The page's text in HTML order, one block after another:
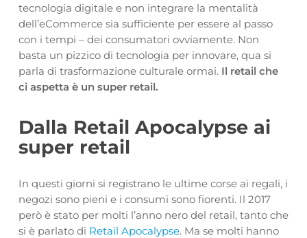
tecnologia digitale e non integrare la mentalità
dell’eCommerce sia sufficiente per essere al passo
con i tempi – dei consumatori ovviamente. Non
basta un pizzico di tecnologia per innovare, qua si
parla di trasformazione culturale ormai. Il retail che
ci aspetta è un super retail.
Dalla Retail Apocalypse ai
super retail
In questi giorni si registrano le ultime corse ai regali, i
negozi sono pieni e i consumi sono fiorenti. Il 2017
però è stato per molti l’anno nero del retail, tanto che
si è parlato di Retail Apocalypse. Ma se molti hanno